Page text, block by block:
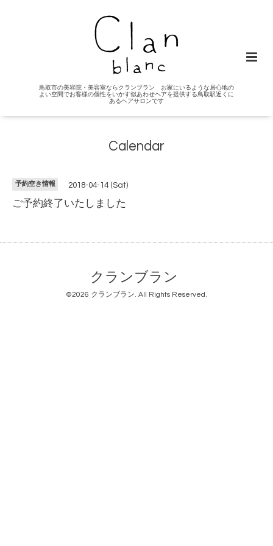
鳥取市の美容院・美容室ならクランブラン お家にいるような居心地の
よい空間でお客様の個性をいかす似あわせヘアを提供する鳥取駅近くに
あるヘアサロンです
Calendar
予約空き情報 2018-04-14 (Sat)
ご予約終了いたしました
クランブラン
©2026 クランブラン. All Rights Reserved.